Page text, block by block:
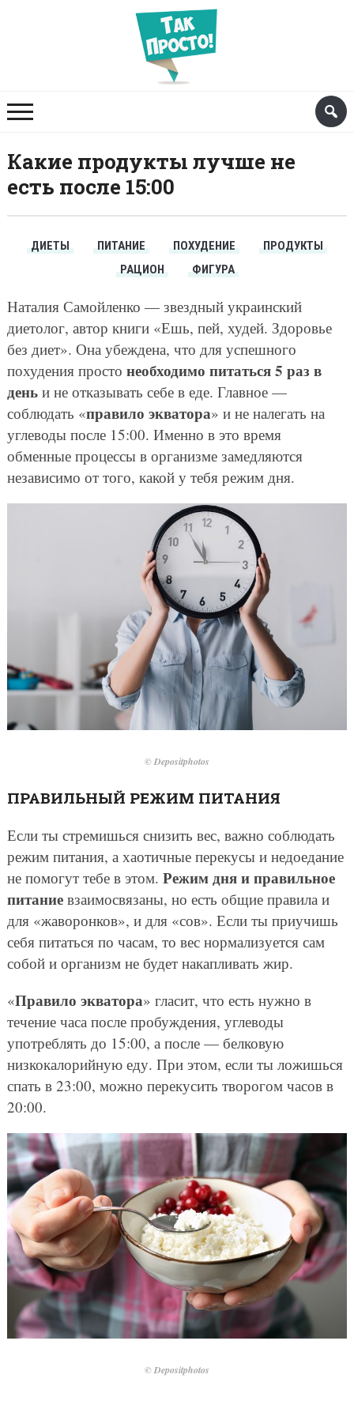
Какие продукты лучше не
есть после 15:00
ДИЕТЫ ПИТАНИЕ ПОХУДЕНИЕ
ПРОДУКТЫ
РАЦИОН
ФИГУРА
Наталия Самойленко — звездный украинский
диетолог, автор книги «Ешь, пей, худей. Здоровье
без диет». Она убеждена, что для успешного
похудения просто необходимо питаться 5 раз в
деньи не отказывать себе в еде. Главное —
соблюдать «правило экватора» и не налегать на
углеводы после 15:00. Именно в это время
обменные процессы в организме замедляются
независимо от того, какой у тебя режим дня.
© Depositphotos
ПРАВИЛЬНЫЙ РЕЖИМ ПИТАНИЯ
Если ты стремишься снизить вес, важно соблюдать
режим питания, а хаотичные перекусы и недоедание
не помогут тебе в этом. Режим дня и правильное
питаниевзаимосвязаны, но есть общие правила и
для «жаворонков», и для «сов». Если ты приучишь
себя питаться по часам, то вес нормализуется сам
собой и организм не будет накапливать жир.
«Правило экватора» гласит, что есть нужно в
течение часа после пробуждения, углеводы
употреблять до 15:00, а после — белковую
низкокалорийную еду. При этом, если ты ложишься
спать в 23:00, можно перекусить творогом часов в
20:00.
© Depositphotos